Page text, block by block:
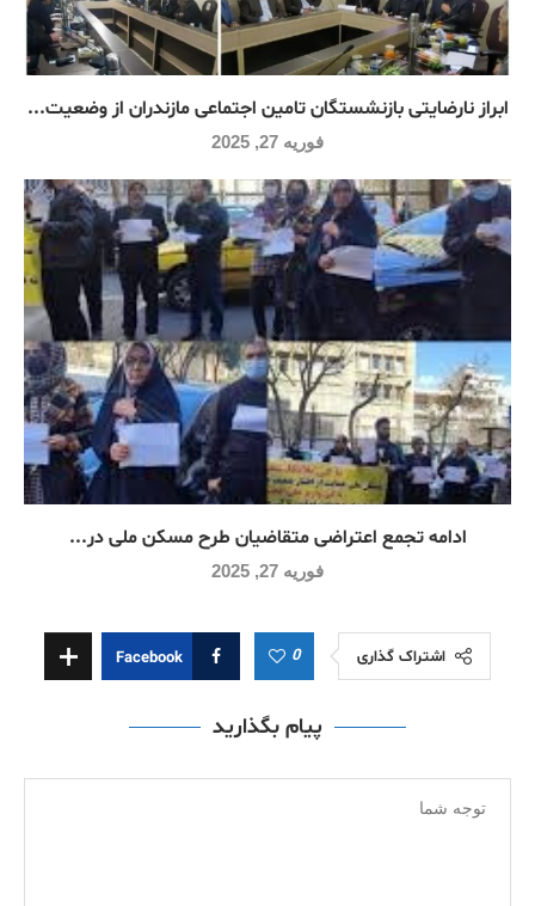
ابراز نارضایتی بازنشستگان تامین اجتماعی مازندران از وضعیت...
فوریه 27, 2025
ادامه تجمع اعتراضی متقاضیان طرح مسکن ملی در...
فوریه 27, 2025
اشتراک گذاری 0
Facebook
پیام بگذارید